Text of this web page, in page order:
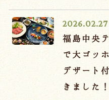
2026.02.27
福島中央
で大ゴッ
デザート
きました！
Follow us
024-542-